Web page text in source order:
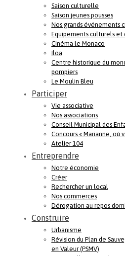
Saison culturelle
Saison jeunes pousses
Nos grands événements
Equipements culturels et
Cinéma le Monaco
Iloa
Centre historique du
pompiers
Le Moulin Bleu
Participer
Vie associative
Nos associations
Conseil Municipal des
Concours « Marianne, où
Atelier 104
Entreprendre
Notre économie
Créer
Rechercher un local
Nos commerces
Dérogation au repos
Construire
Urbanisme
Révision du Plan de
en Valeur (PSMV)